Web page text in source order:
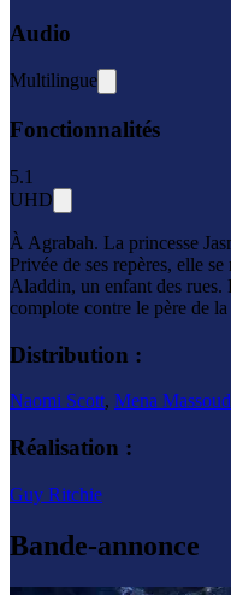
Audio
Multilingue
Fonctionnalités
5.1
UHD
À Agrabah. La princesse
Privée de ses repères, elle
Aladdin, un enfant des rues.
complote contre le père de la
Distribution :
Naomi Scott, Mena Massoud
Réalisation :
Guy Ritchie
Bande-annonce